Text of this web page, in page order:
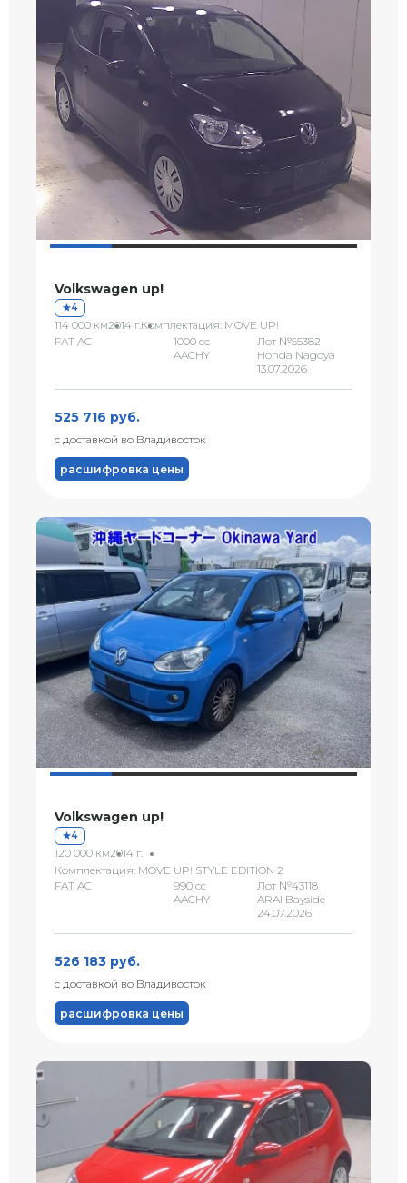
Volkswagen up!
4
114 000 км2014 г.Комплектация: MOVE UP!
FAT AC
1000 сс
AACHY
Лот №55382
Honda Nagoya
13.07.2026
525 716 руб.
с доставкой во Владивосток
расшифровка цены
Volkswagen up!
4
120 000 км2014 г.
Комплектация: MOVE UP! STYLE EDITION 2
FAT AC
990 сс
AACHY
Лот №43118
ARAI Bayside
24.07.2026
526 183 руб.
с доставкой во Владивосток
расшифровка цены